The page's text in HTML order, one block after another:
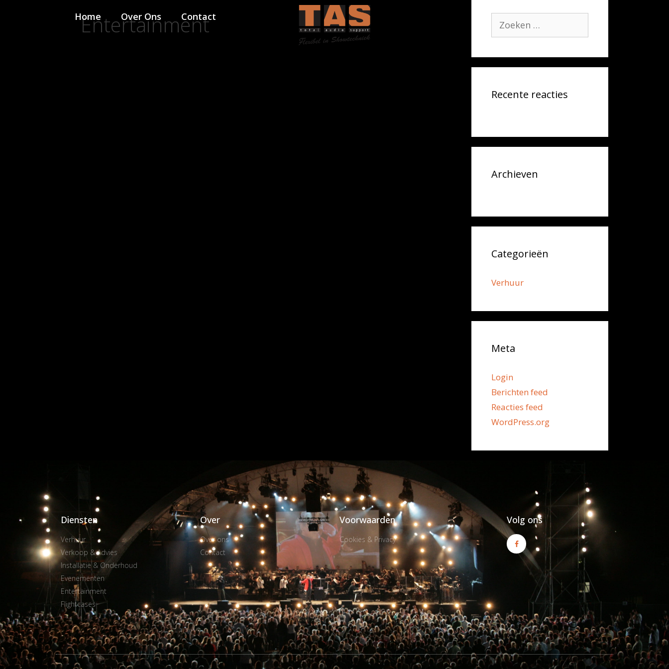
Home Over Ons Contact
Entertainment
Recente reacties
Archieven
Categorieën
Verhuur
Meta
Login
Berichten feed
Reacties feed
WordPress.org
Diensten
Verhuur
Verkoop & Advies
Installatie & Onderhoud
Evenementen
Entertainment
Flightcases
Over
Over ons
Contact
Voorwaarden
Cookies & Privacy
Volg ons